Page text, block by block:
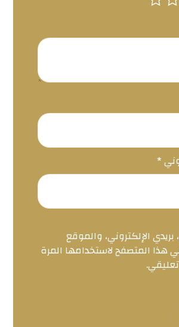
*
الإلكتروني، والموقع
هذا المتصفح لاستخدامها المرة